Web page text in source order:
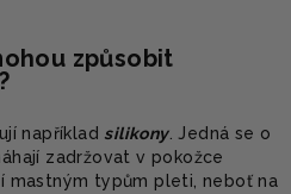
způsobit
například silikony. Jedná se o
zadržovat v pokožce
mastným typům pleti, neboť na